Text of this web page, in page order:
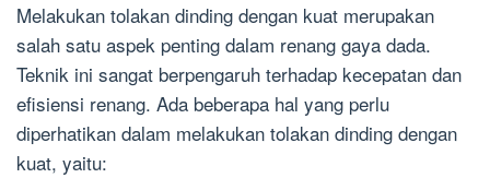
Melakukan tolakan dinding dengan kuat merupakan
salah satu aspek penting dalam renang gaya dada.
Teknik ini sangat berpengaruh terhadap kecepatan dan
efisiensi renang. Ada beberapa hal yang perlu
diperhatikan dalam melakukan tolakan dinding dengan
kuat, yaitu: